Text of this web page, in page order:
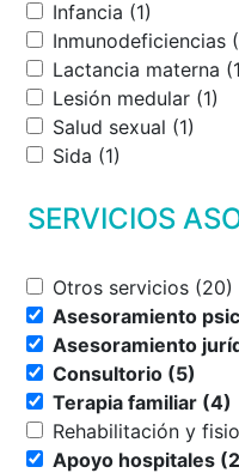
Infancia (1)
Lesión medular (1)
Salud sexual (1)
Sida (1)
SERVICIOS
Otros servicios (20)
Consultorio (5)
Terapia familiar (4)
Apoyo